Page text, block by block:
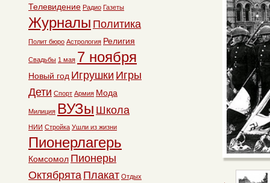
Телевидение Радио Газеты
Журналы Политика
Полит бюро Астрология Религия
Свадьбы 1 мая 7 ноября
Новый год Игрушки Игры
Дети Спорт Армия Мода
Милиция ВУЗы Школа
НИИ Стройка Ушли из жизни
Пионерлагерь
Комсомол Пионеры
Октябрята Плакат Отдых